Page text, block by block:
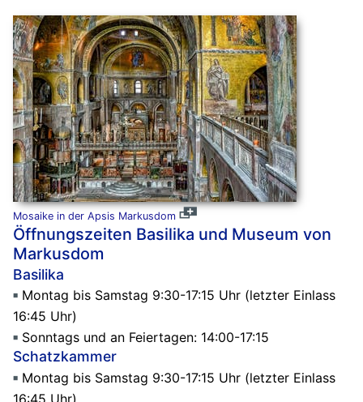
Mosaike in der Apsis Markusdom
Öffnungszeiten Basilika und Museum von
Markusdom
Basilika
Montag bis Samstag 9:30-17:15 Uhr (letzter Einlass
16:45 Uhr)
Sonntags und an Feiertagen: 14:00-17:15
Schatzkammer
Montag bis Samstag 9:30-17:15 Uhr (letzter Einlass